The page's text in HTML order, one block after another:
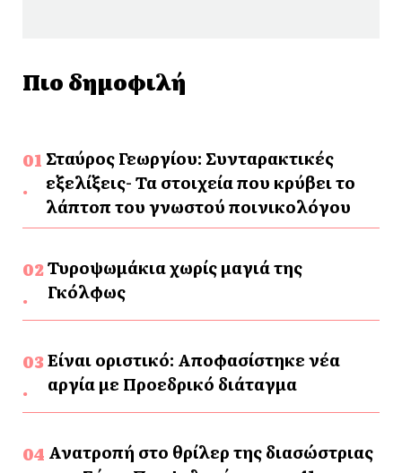
Πιο δημοφιλή
Σταύρος Γεωργίου: Συνταρακτικές
εξελίξεις- Τα στοιχεία που κρύβει το
λάπτοπ του γνωστού ποινικολόγου
Τυροψωμάκια χωρίς μαγιά της
Γκόλφως
Είναι οριστικό: Αποφασίστηκε νέα
αργία με Προεδρικό διάταγμα
Ανατροπή στο θρίλερ της διασώστριας